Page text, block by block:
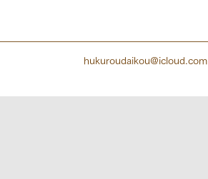
hukuroudaikou@icloud.com